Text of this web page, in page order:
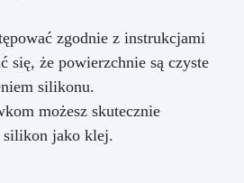
zgodnie z instrukcjami
się, że powierzchnie są czyste
silikonu.
możesz skutecznie
silikon jako klej.